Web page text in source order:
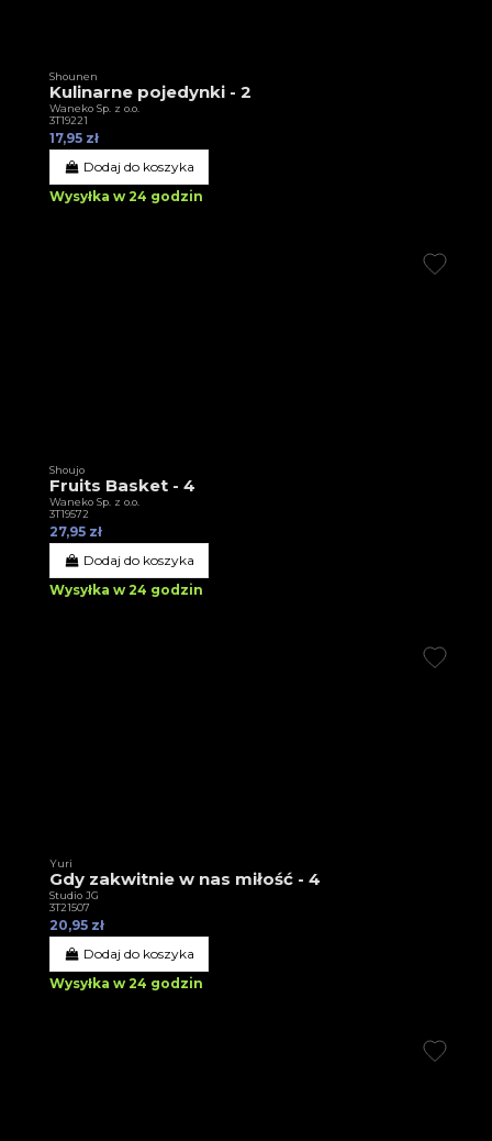
Shounen
Kulinarne pojedynki - 2
Waneko Sp. z o.o.
3T19221
17,95 zł
Dodaj do koszyka
Wysyłka w 24 godzin
Shoujo
Fruits Basket - 4
Waneko Sp. z o.o.
3T19572
27,95 zł
Dodaj do koszyka
Wysyłka w 24 godzin
Yuri
Gdy zakwitnie w nas miłość - 4
Studio JG
3T21507
20,95 zł
Dodaj do koszyka
Wysyłka w 24 godzin